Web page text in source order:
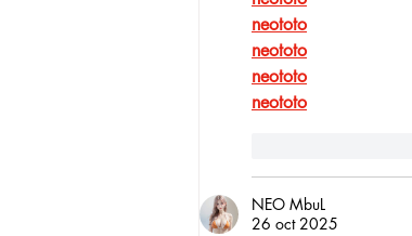
neototo
neototo
neototo
neototo
NEO MbuL
26 oct 2025